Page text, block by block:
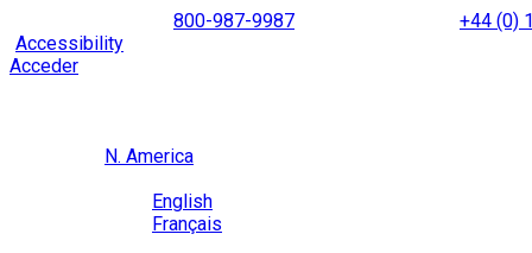
to
content
800-987-9987
+44 (0)
Accessibility
Acceder
N. America
English
Français